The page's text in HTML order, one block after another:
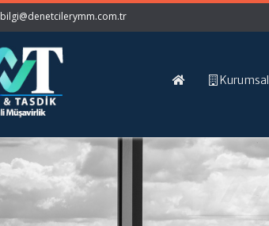
bilgi@denetcilerymm.com.tr
Kurumsal